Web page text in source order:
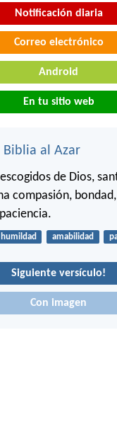
Notificación diaria
Correo electrónico
Android
En tu sitio web
Biblia al Azar
de Dios,
compasión,
humildad amabilidad
Siguiente versículo!
Con imagen